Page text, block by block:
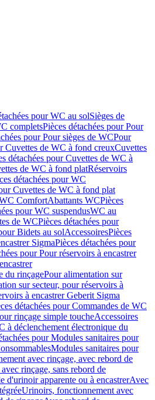
pour WC au solSièges de
completsPièces détachées pour Pour
pour Pour sièges de WCPour
Cuvettes de WC à fond creuxCuvettes
détachées pour Cuvettes de WC à
de WC à fond platRéservoirs
détachées pour WC
Cuvettes de WC à fond plat
ComfortAbattants WCPièces
pour WC suspendusWC au
de WCPièces détachées pour
Bidets au solAccessoiresPièces
SigmaPièces détachées pour
pour Pour réservoirs à encastrer
du rinçagePour alimentation sur
sur secteur, pour réservoirs à
à encastrer Geberit Sigma
détachées pour Commandes de WC
rinçage simple toucheAccessoires
à déclenchement électronique du
pour Modules sanitaires pour
Modules sanitaires pour
avec rinçage, avec rebord de
rinçage, sans rebord de
d'urinoir apparente ou à encastrerAvec
Urinoirs, fonctionnement avec